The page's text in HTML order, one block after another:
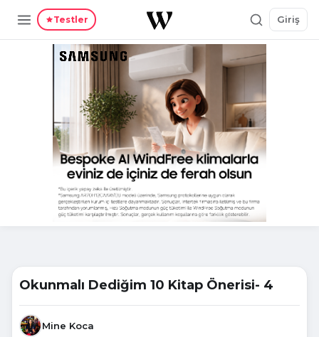
Testler Giriş
Okunmalı Dediğim 10 Kitap Önerisi- 4
Mine Koca